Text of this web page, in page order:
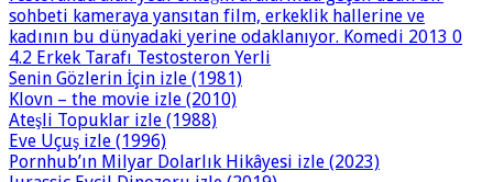
sohbeti kameraya yansıtan film, erkeklik hallerine ve
kadının bu dünyadaki yerine odaklanıyor. Komedi 2013 0
4.2 Erkek Tarafı Testosteron Yerli
Senin Gözlerin İçin izle (1981)
Klovn – the movie izle (2010)
Ateşli Topuklar izle (1988)
Eve Uçuş izle (1996)
Pornhub’ın Milyar Dolarlık Hikâyesi izle (2023)